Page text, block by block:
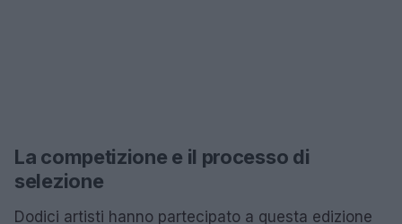
La competizione e il processo di
selezione
Dodici artisti hanno partecipato a questa edizione